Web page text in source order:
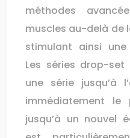
méthodes
muscles au-delà de
stimulant ainsi une
Les séries drop-
une série jusqu’à
immédiatement
jusqu’à un nouvel